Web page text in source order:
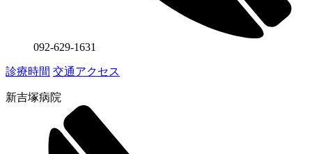
092-629-1631
診療時間 交通アクセス
新吉塚病院